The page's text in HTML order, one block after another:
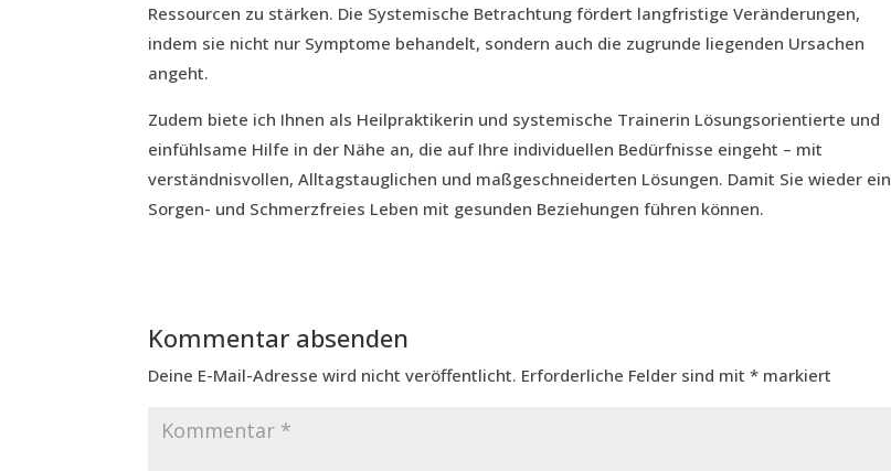
Ressourcen zu stärken. Die Systemische Betrachtung fördert langfristige Veränderungen,
indem sie nicht nur Symptome behandelt, sondern auch die zugrunde liegenden Ursachen
angeht.
Zudem biete ich Ihnen als Heilpraktikerin und systemische Trainerin Lösungsorientierte und
einfühlsame Hilfe in der Nähe an, die auf Ihre individuellen Bedürfnisse eingeht – mit
verständnisvollen, Alltagstauglichen und maßgeschneiderten Lösungen. Damit Sie wieder ein
Sorgen- und Schmerzfreies Leben mit gesunden Beziehungen führen können.
Kommentar absenden
Deine E-Mail-Adresse wird nicht veröffentlicht. Erforderliche Felder sind mit* markiert